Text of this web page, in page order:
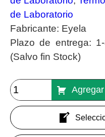
de Laboratorio
Fabricante: Eyela
Plazo de entrega:
(Salvo fin Stock)